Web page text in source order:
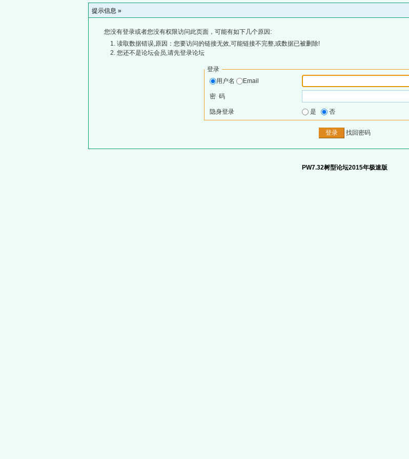
提示信息 »
您没有登录或者您没有权限访问此页面，可能有如下几个原因:
读取数据错误,原因：您要访问的链接无效,可能链接不完整,或数据已被删除!
您还不是论坛会员,请先登录论坛
登录
用户名
Email
密 码
隐身登录 是 否
找回密码
PW7.32树型论坛2015年极速版